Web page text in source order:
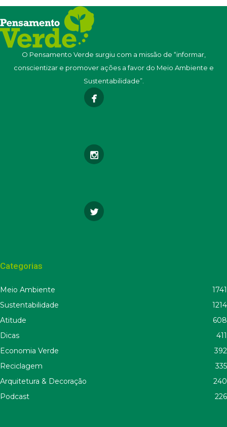
O Pensamento Verde surgiu com a missão de “informar,
conscientizar e promover ações a favor do Meio Ambiente e
Sustentabilidade”.
Categorias
Meio Ambiente
1741
Sustentabilidade
1214
Atitude
608
Dicas
411
Economia Verde
392
Reciclagem
335
Arquitetura & Decoração
240
Podcast
226